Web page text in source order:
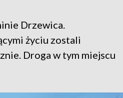
Drzewica.
życiu zostali
Droga w tym miejscu